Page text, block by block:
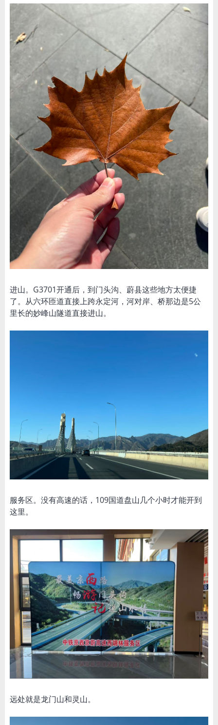
进山。G3701开通后，到门头沟、蔚县这些地方太便捷
了。从六环匝道直接上跨永定河，河对岸、桥那边是5公
里长的妙峰山隧道直接进山。
服务区。没有高速的话，109国道盘山几个小时才能开到
这里。
远处就是龙门山和灵山。